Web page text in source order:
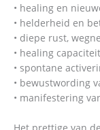
• healing en
• helderheid en
• diepe rust,
• healing
• spontane
• bewustwording
• manifestering
Het prettige van